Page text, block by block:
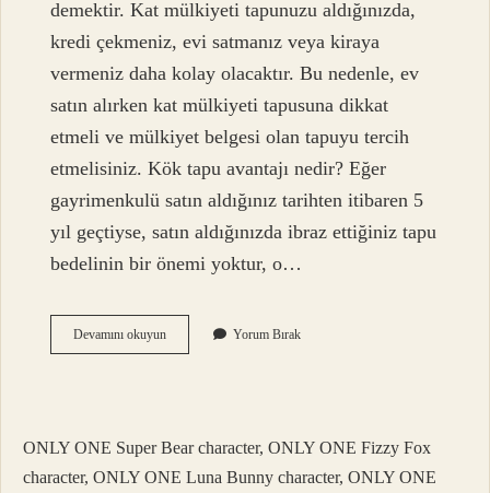
demektir. Kat mülkiyeti tapunuzu aldığınızda,
kredi çekmeniz, evi satmanız veya kiraya
vermeniz daha kolay olacaktır. Bu nedenle, ev
satın alırken kat mülkiyeti tapusuna dikkat
etmeli ve mülkiyet belgesi olan tapuyu tercih
etmelisiniz. Kök tapu avantajı nedir? Eğer
gayrimenkulü satın aldığınız tarihten itibaren 5
yıl geçtiyse, satın aldığınızda ibraz ettiğiniz tapu
bedelinin bir önemi yoktur, o…
Devamını okuyunEv
Satın
Olmalı
Yorum Bırak
ONLY ONE Super Bear character, ONLY ONE Fizzy Fox
character, ONLY ONE Luna Bunny character, ONLY ONE